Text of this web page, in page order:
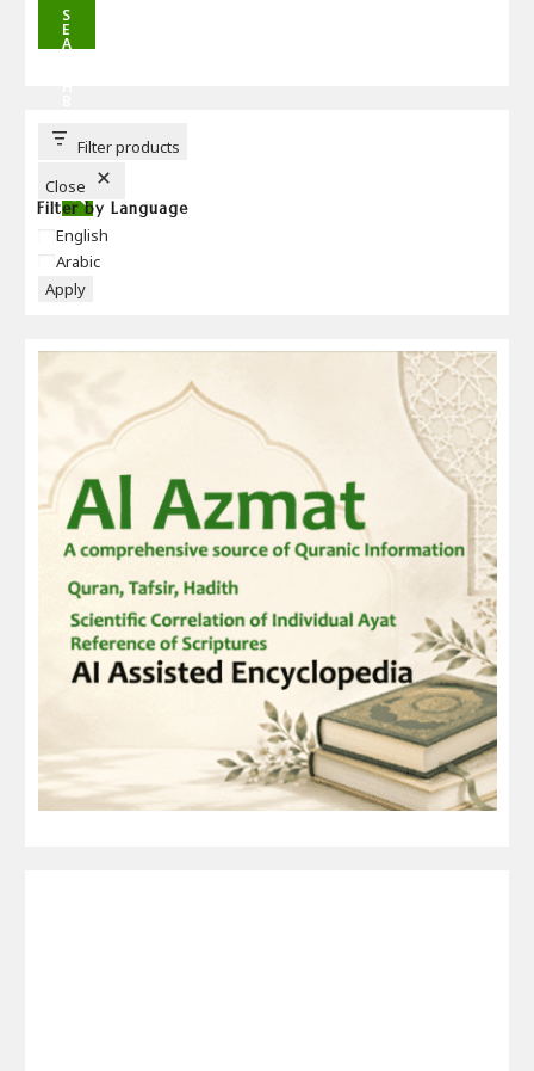
S
E
A
T
T
Filter products
Close
Filter by Language
Language
English
Arabic
Apply